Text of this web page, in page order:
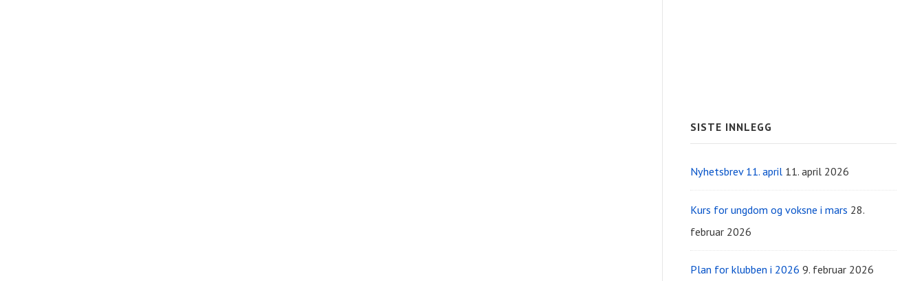
SISTE INNLEGG
Nyhetsbrev 11. april 11. april 2026
Kurs for ungdom og voksne i mars 28.
februar 2026
Plan for klubben i 2026 9. februar 2026